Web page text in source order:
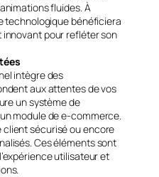
fluides. À
technologique bénéficiera
innovant pour refléter son
intègre des
aux attentes de vos
un système de
module de e-commerce.
client sécurisé ou encore
Ces éléments sont
utilisateur et